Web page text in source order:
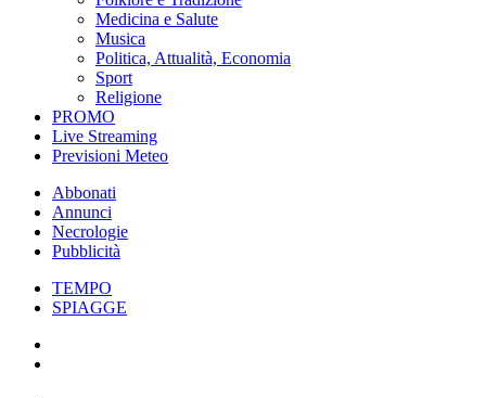
Medicina e Salute
Musica
Politica, Attualità, Economia
Sport
Religione
PROMO
Live Streaming
Previsioni Meteo
Abbonati
Annunci
Necrologie
Pubblicità
TEMPO
SPIAGGE